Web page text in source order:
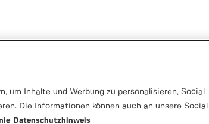
um Inhalte und Werbung zu personalisieren, Social-
Die Informationen können auch an unsere Social
Datenschutzhinweis